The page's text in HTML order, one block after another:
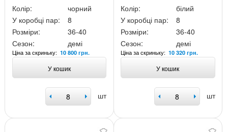
Колір:
чорний
У коробці пар:
8
Розміри:
36-40
Сезон:
демі
Ціна за скриньку: 10 800 грн.
У кошик
шт
Колір:
білий
У коробці пар:
8
Розміри:
36-40
Сезон:
демі
Ціна за скриньку:10 320 грн.
У кошик
шт